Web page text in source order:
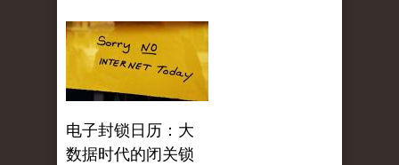
电子封锁日历：大
数据时代的闭关锁